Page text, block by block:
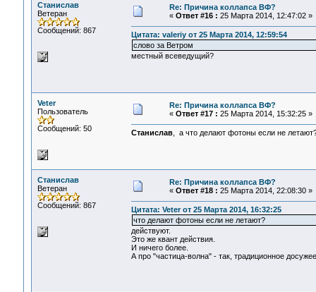
Станислав
Ветеран
Сообщений: 867
Re: Причина коллапса ВФ?
« Ответ #16 : 25 Марта 2014, 12:47:02 »
Цитата: valeriy от 25 Марта 2014, 12:59:54
слово за Ветром
местный всеведущий?
Veter
Пользователь
Сообщений: 50
Re: Причина коллапса ВФ?
« Ответ #17 : 25 Марта 2014, 15:32:25 »
Станислав, а что делают фотоны если не
Станислав
Ветеран
Сообщений: 867
Re: Причина коллапса ВФ?
« Ответ #18 : 25 Марта 2014, 22:08:30 »
Цитата: Veter от 25 Марта 2014, 16:32:25
что делают фотоны если не летают?
действуют.
Это же квант действия.
И ничего более.
А про "частица-волна" - так, традиционное